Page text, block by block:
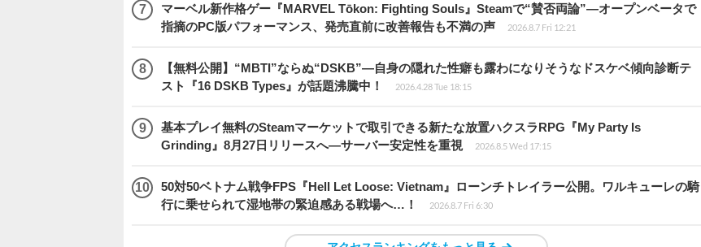
マーベル新作格ゲー『MARVEL Tōkon: Fighting Souls』Steamで“賛否両論”―オープンベータで
指摘のPC版パフォーマンス、発売直前に改善報告も不満の声
2026.8.7 Fri 12:21
【無料公開】“MBTI”ならぬ“DSKB”―自身の隠れた性癖も露わになりそうなドスケベ傾向診断テ
スト『16 DSKB Types』が話題沸騰中！
2026.4.28 Tue 18:15
基本プレイ無料のSteamマーケットで取引できる新たな放置ハクスラRPG『My Party Is
Grinding』8月27日リリースへ―サーバー安定性を重視
2026.8.5 Wed 17:15
50対50ベトナム戦争FPS『Hell Let Loose: Vietnam』ローンチトレイラー公開。ワルキューレの騎
行に乗せられて湿地帯の緊迫感ある戦場へ…！
2026.8.7 Fri 6:30